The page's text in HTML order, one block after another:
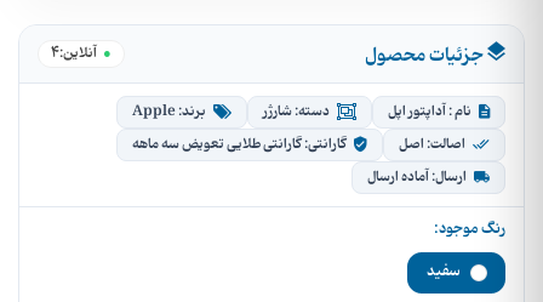
جزئیات محصول ● آنلاین:4
نام : آداپتور اپل دسته: شارژر
برند: Apple
اصالت: اصل
گارانتی: گارانتی طلایی تعویض سه ماهه
ارسال: آماده ارسال
رنگ موجود:
سفید